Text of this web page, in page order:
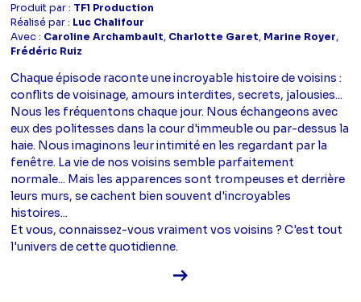
Produit par : TF1 Production
Réalisé par : Luc Chalifour
Avec : Caroline Archambault, Charlotte Garet, Marine Royer,
Frédéric Ruiz
Chaque épisode raconte une incroyable histoire de voisins :
conflits de voisinage, amours interdites, secrets, jalousies...
Nous les fréquentons chaque jour. Nous échangeons avec
eux des politesses dans la cour d'immeuble ou par-dessus la
haie. Nous imaginons leur intimité en les regardant par la
fenêtre. La vie de nos voisins semble parfaitement
normale... Mais les apparences sont trompeuses et derrière
leurs murs, se cachent bien souvent d'incroyables
histoires...
Et vous, connaissez-vous vraiment vos voisins ? C'est tout
l'univers de cette quotidienne.
Voir la fiche diffusion